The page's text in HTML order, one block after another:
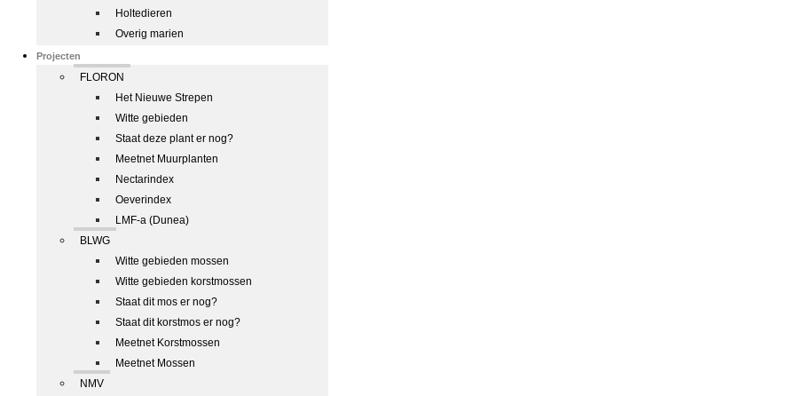
Holtedieren
Overig marien
Projecten
FLORON
Het Nieuwe Strepen
Witte gebieden
Staat deze plant er nog?
Meetnet Muurplanten
Nectarindex
Oeverindex
LMF-a (Dunea)
BLWG
Witte gebieden mossen
Witte gebieden korstmossen
Staat dit mos er nog?
Staat dit korstmos er nog?
Meetnet Korstmossen
Meetnet Mossen
NMV